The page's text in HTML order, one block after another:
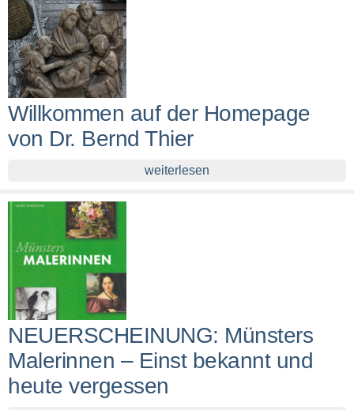
Willkommen auf der Homepage
von Dr. Bernd Thier
weiterlesen
NEUERSCHEINUNG: Münsters
Malerinnen – Einst bekannt und
heute vergessen